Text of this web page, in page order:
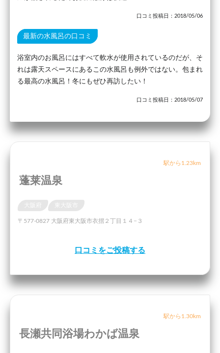
口コミ投稿日：2018/05/06
最新の水風呂の口コミ
浴室内のお風呂にはすべて軟水が使用されているのだが、そ
れは露天スペースにあるこの水風呂も例外ではない。包まれ
る最高の水風呂！冬にもぜひ再訪したい！
口コミ投稿日：2018/05/07
駅から1.23km
蓬莱温泉
〒577-0827 大阪府東大阪市衣摺２丁目１４−３
口コミをご投稿する
駅から1.30km
長瀬共同浴場わかば温泉